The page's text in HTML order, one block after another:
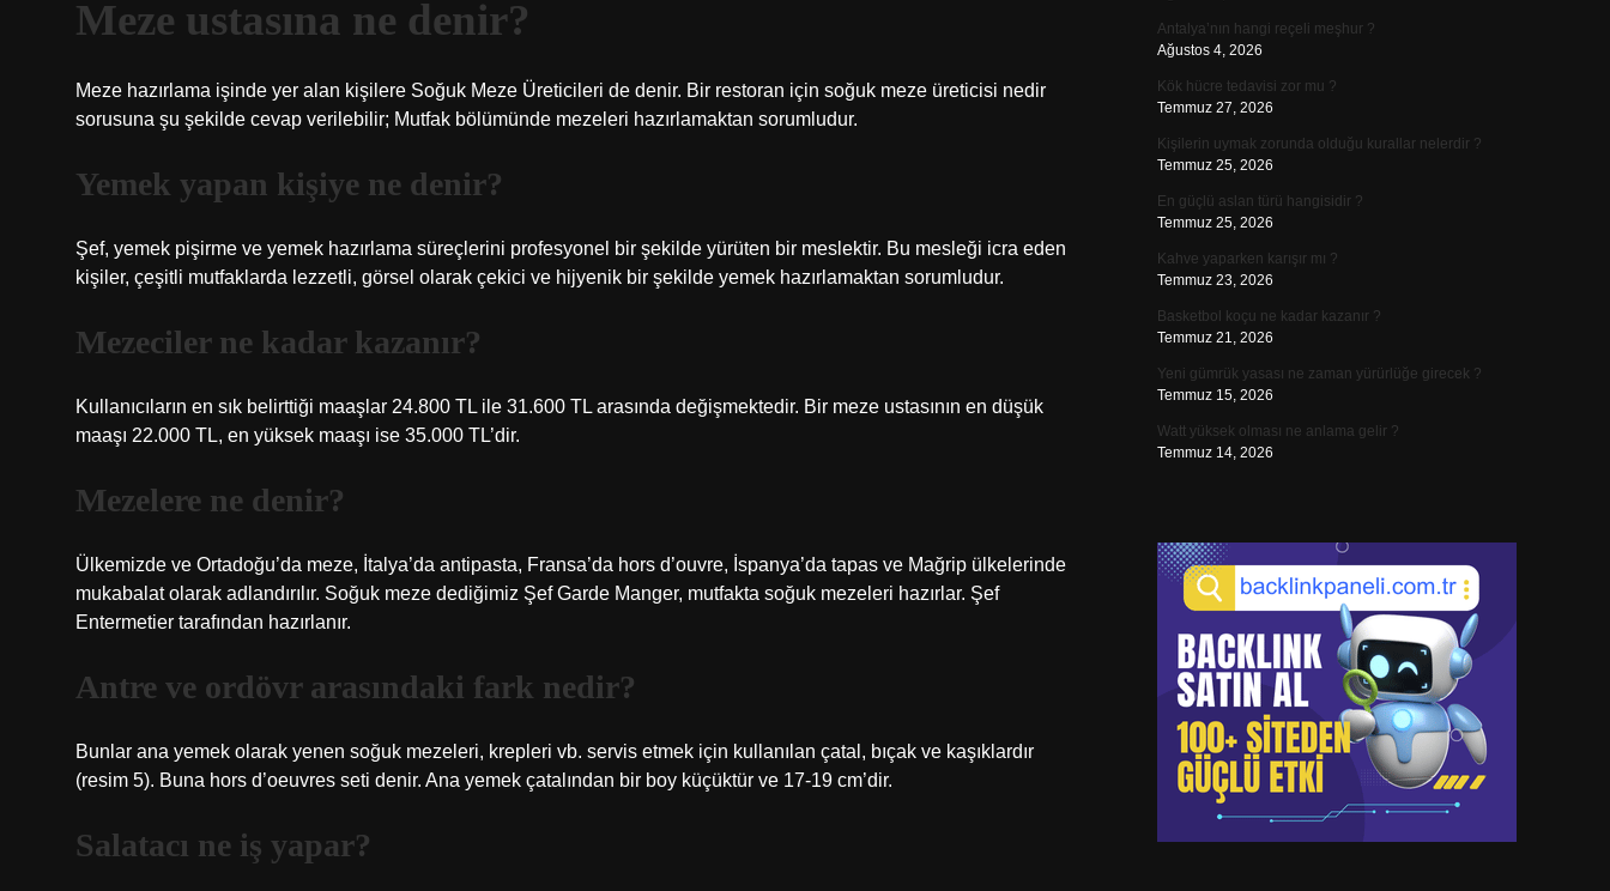
Meze ustasına ne denir?
Meze hazırlama işinde yer alan kişilere Soğuk Meze Üreticileri de denir. Bir restoran için soğuk meze üreticisi nedir
sorusuna şu şekilde cevap verilebilir; Mutfak bölümünde mezeleri hazırlamaktan sorumludur.
Yemek yapan kişiye ne denir?
Şef, yemek pişirme ve yemek hazırlama süreçlerini profesyonel bir şekilde yürüten bir meslektir. Bu mesleği icra eden
kişiler, çeşitli mutfaklarda lezzetli, görsel olarak çekici ve hijyenik bir şekilde yemek hazırlamaktan sorumludur.
Mezeciler ne kadar kazanır?
Kullanıcıların en sık belirttiği maaşlar 24.800 TL ile 31.600 TL arasında değişmektedir. Bir meze ustasının en düşük
maaşı 22.000 TL, en yüksek maaşı ise 35.000 TL’dir.
Mezelere ne denir?
Ülkemizde ve Ortadoğu’da meze, İtalya’da antipasta, Fransa’da hors d’ouvre, İspanya’da tapas ve Mağrip ülkelerinde
mukabalat olarak adlandırılır. Soğuk meze dediğimiz Şef Garde Manger, mutfakta soğuk mezeleri hazırlar. Şef
Entermetier tarafından hazırlanır.
Antre ve ordövr arasındaki fark nedir?
Bunlar ana yemek olarak yenen soğuk mezeleri, krepleri vb. servis etmek için kullanılan çatal, bıçak ve kaşıklardır
(resim 5). Buna hors d’oeuvres seti denir. Ana yemek çatalından bir boy küçüktür ve 17-19 cm’dir.
Salatacı ne iş yapar?
Antalya’nın hangi reçeli meşhur ?
Ağustos 4, 2026
Kök hücre tedavisi zor mu ?
Temmuz 27, 2026
Kişilerin uymak zorunda olduğu kurallar nelerdir ?
Temmuz 25, 2026
En güçlü aslan türü hangisidir ?
Temmuz 25, 2026
Kahve yaparken karışır mı ?
Temmuz 23, 2026
Basketbol koçu ne kadar kazanır ?
Temmuz 21, 2026
Yeni gümrük yasası ne zaman yürürlüğe girecek ?
Temmuz 15, 2026
Watt yüksek olması ne anlama gelir ?
Temmuz 14, 2026